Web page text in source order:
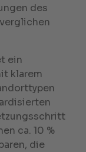
des
ein
klarem
ca. 10 %
die